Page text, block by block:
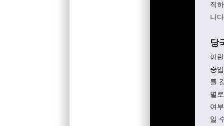
직
니
당
이
중
를
별
여
일